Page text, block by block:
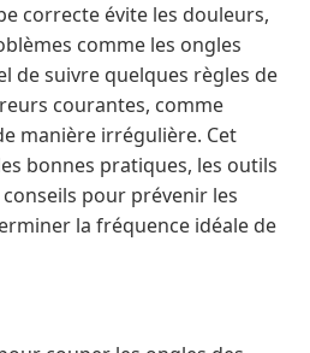
correcte évite les douleurs,
comme les ongles
de suivre quelques règles de
courantes, comme
manière irrégulière. Cet
bonnes pratiques, les outils
pour prévenir les
la fréquence idéale de